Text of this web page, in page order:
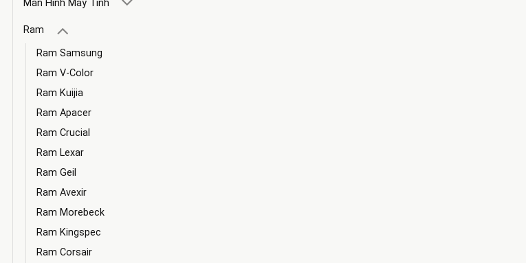
Màn Hình Máy Tính
Ram
Ram Samsung
Ram V-Color
Ram Kuijia
Ram Apacer
Ram Crucial
Ram Lexar
Ram Geil
Ram Avexir
Ram Morebeck
Ram Kingspec
Ram Corsair